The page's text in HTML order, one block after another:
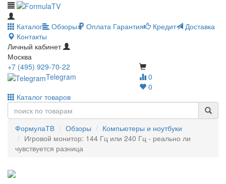
Каталог Обзоры Оплата Гарантия Кредит
Доставка
Контакты
Личный кабинет
Москва
0
0
+7 (495) 929-70-22
Telegram
Каталог товаров
ФормулаТВ Обзоры
Компьютеры и ноутбуки
Игровой монитор: 144 Гц или 240 Гц - реально ли
чувствуется разница